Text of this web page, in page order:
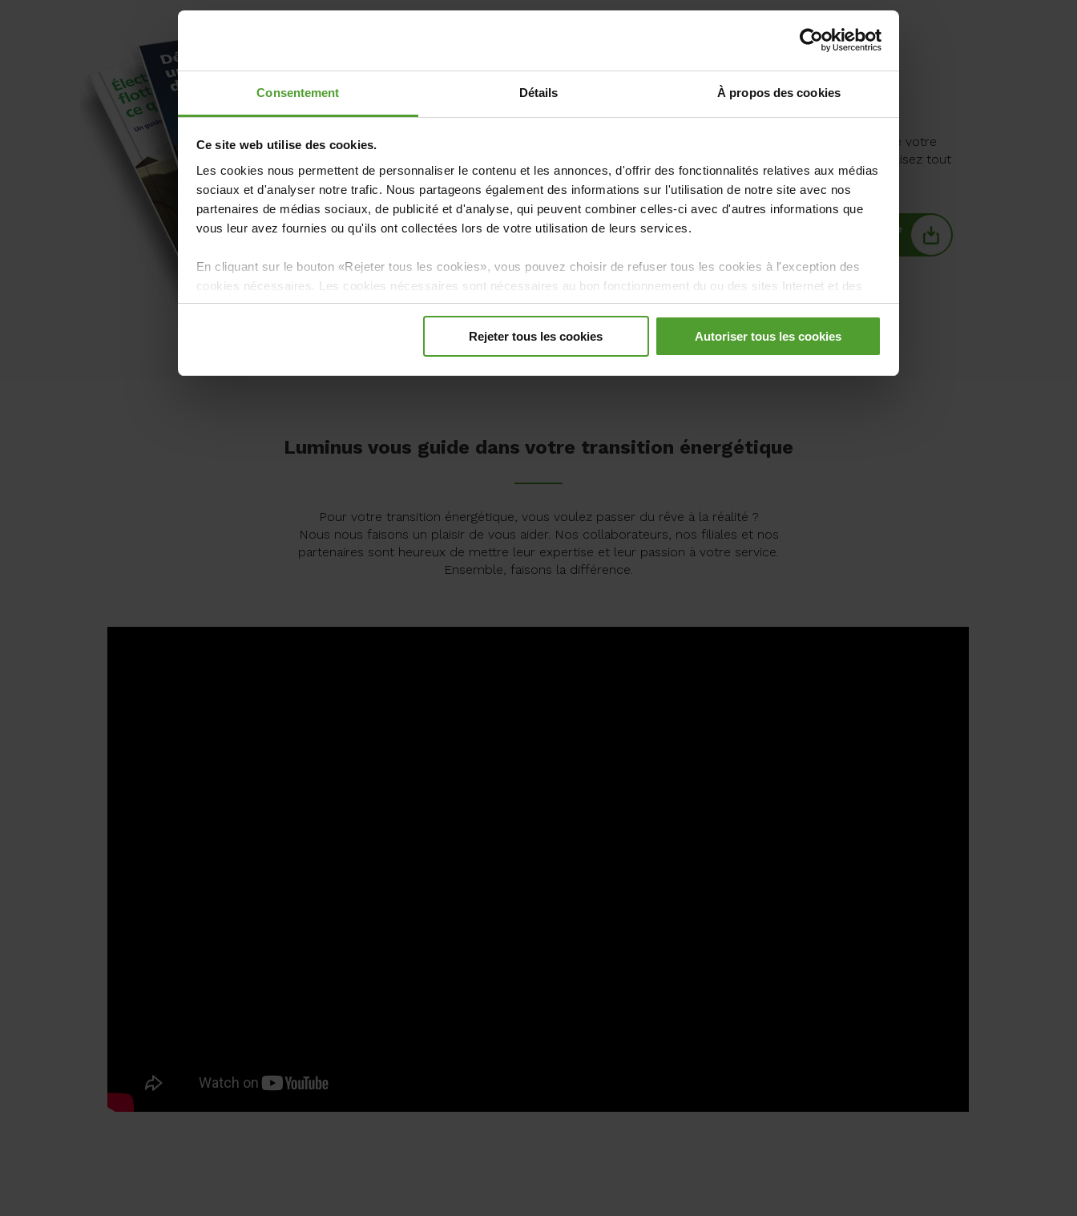
Consentement Détails À propos des cookies
Ce site web utilise des cookies.
Les cookies nous permettent de personnaliser le contenu et les annonces, d'offrir des fonctionnalités relatives aux médias
sociaux et d'analyser notre trafic. Nous partageons également des informations sur l'utilisation de notre site avec nos
partenaires de médias sociaux, de publicité et d'analyse, qui peuvent combiner celles-ci avec d'autres informations que
vous leur avez fournies ou qu'ils ont collectées lors de votre utilisation de leurs services.
En cliquant sur le bouton «Rejeter tous les cookies», vous pouvez choisir de refuser tous les cookies à l'exception des
cookies nécessaires. Les cookies nécessaires sont nécessaires au bon fonctionnement du ou des sites Internet et des
applications et ne peuvent être refusés.
Rejeter tous les cookies Autoriser tous les cookies
Conduite électrique et comment l'efficacité énergétique aide votre
entreprise à faire des économies sur le plan environnemental: lisez tout
sur ces sujets dans nos e-books gratuits.
Déperdition d’énergie
Electrification de votre
Luminus vous guide dans votre transition énergétique
Pour votre transition énergétique, vous voulez passer du rêve à la réalité ?
Nous nous faisons un plaisir de vous aider. Nos collaborateurs, nos filiales et nos
partenaires sont heureux de mettre leur expertise et leur passion à votre service.
Ensemble, faisons la différence.